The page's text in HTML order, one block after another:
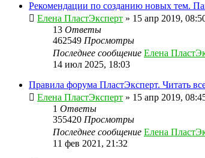
Рекомендации по созданию новых тем.
Елена ПластЭксперт » 15 апр 2019,
13 Ответы
462549 Просмотры
Последнее сообщение Елена
14 июл 2025, 18:03
Правила форума ПластЭксперт. Читать
Елена ПластЭксперт » 15 апр 2019,
1 Ответы
355420 Просмотры
Последнее сообщение Елена
11 фев 2021, 21:32